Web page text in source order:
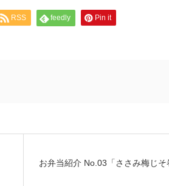
RSS feedly Pin it
お弁当紹介 No.03「ささみ梅じそ